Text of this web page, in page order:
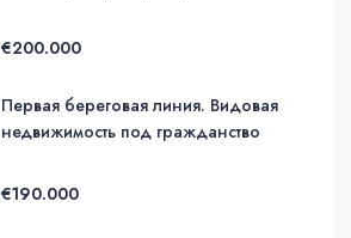
€200.000
Первая береговая линия. Видовая
недвижимость под гражданство
€190.000